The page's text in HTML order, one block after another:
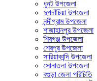
ধুনট উপজেলা
দুপচাঁচিয়া উপজেলা
নন্দীগ্রাম উপজেলা
শাজাহানপুর উপজেলা
শিবগঞ্জ উপজেলা
শেরপুর উপজেলা
সারিয়াকান্দি উপজেলা
সোনাতলা উপজেলা
বগুড়া জেলা পরিচিতি